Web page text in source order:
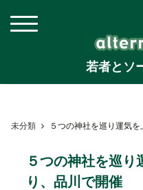
若者とソ
未分類 ５つの神社を巡り運気
５つの神社を巡
り、品川で開催